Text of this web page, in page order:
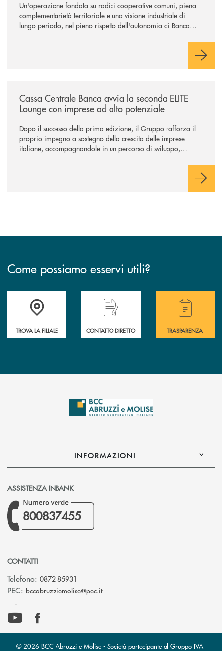
Un'operazione fondata su radici cooperative comuni, piena
complementarietà territoriale e una visione industriale di
lungo periodo, nel pieno rispetto dell'autonomia di Banca
negoziazione esclusiva per la finalizzazione dell’operazione.
Cassa Centrale Banca avvia la seconda ELITE
Lounge con imprese ad alto potenziale
Dopo il successo della prima edizione, il Gruppo rafforza il
proprio impegno a sostegno della crescita delle imprese
italiane, accompagnandole in un percorso di sviluppo,
Come possiamo esservi utili?
Accedi all' elenco completo delle filiali .
TROVA LA FILIALE CONTATTO DIRETTO
Hai bisogno di
TRASPARENZA
INFORMAZIONI
ASSISTENZA INBANK
800837455
CONTATTI
Telefono: 0872 85931
PEC: bccabruzziemolise@pec.it(si apre l’app di posta elettronica)
© 2026 BCC Abruzzi e Molise - Società partecipante al Gruppo IVA